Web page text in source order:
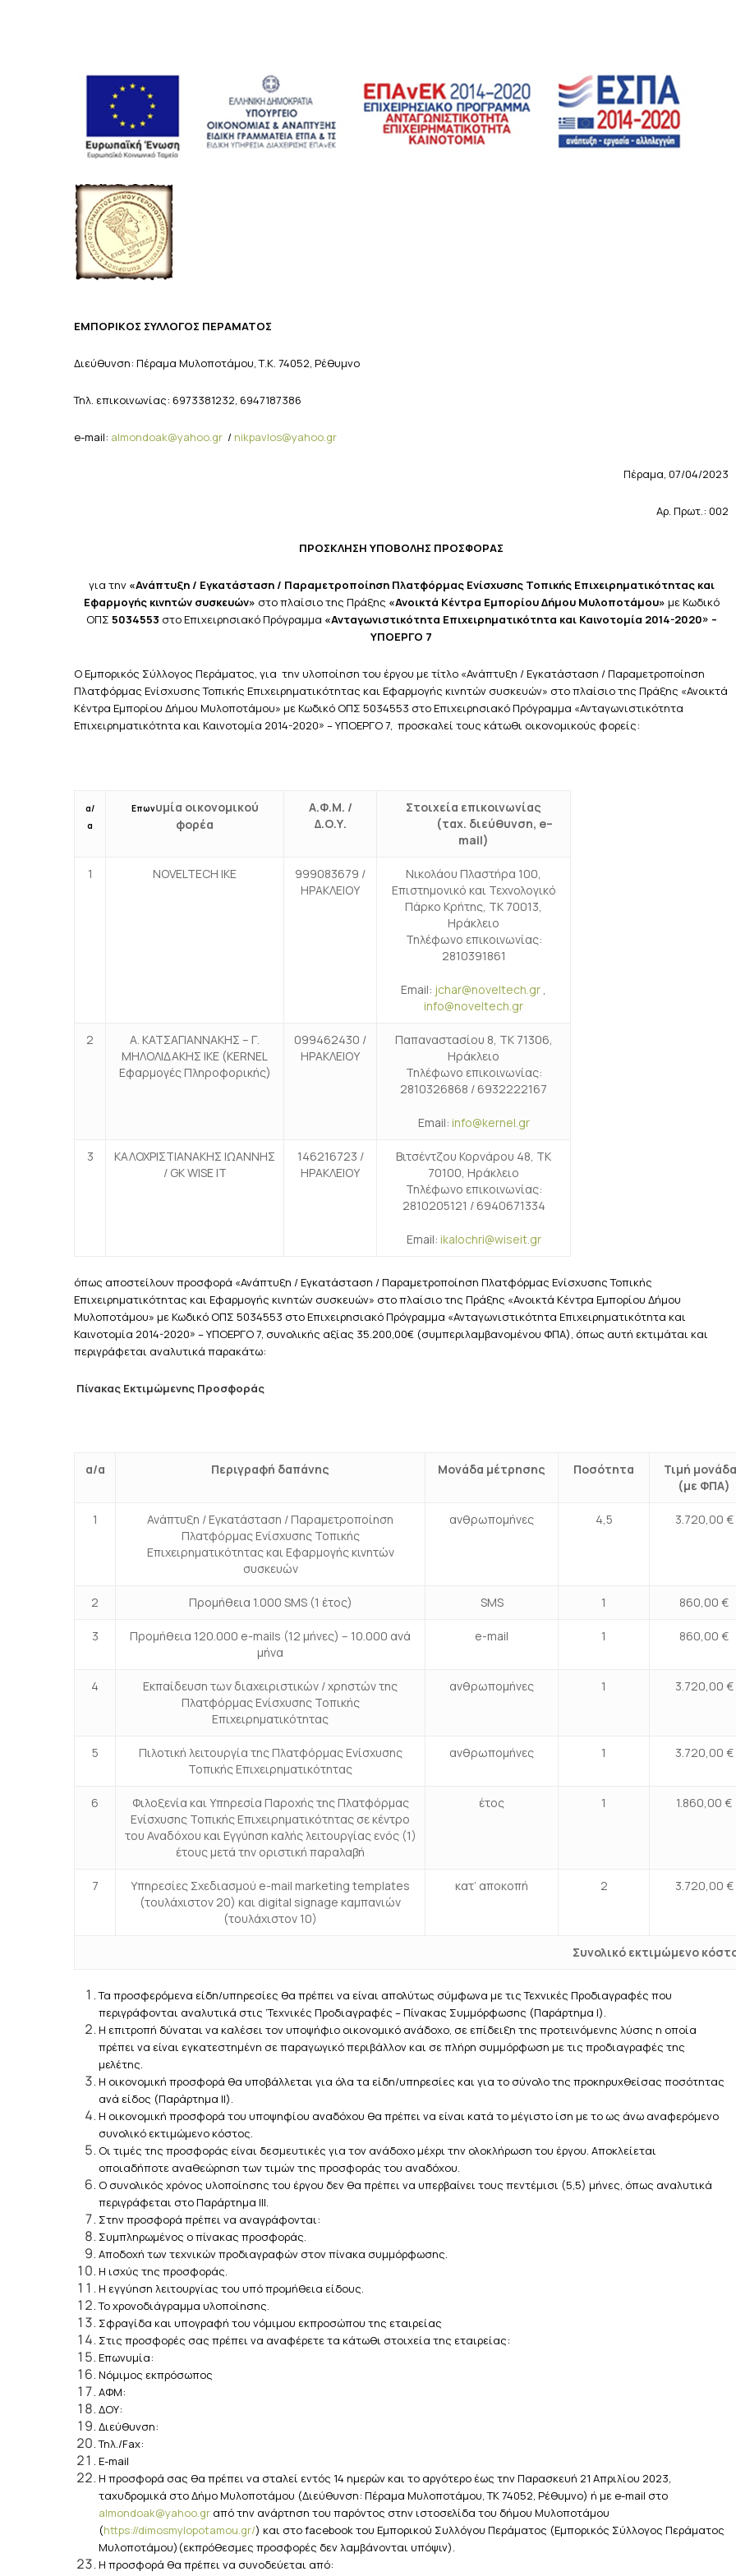
ΕΜΠΟΡΙΚΟΣ ΣΥΛΛΟΓΟΣ ΠΕΡΑΜΑΤΟΣ
Διεύθυνση: Πέραμα Μυλοποτάμου, Τ.Κ. 74052, Ρέθυμνο
Τηλ. επικοινωνίας: 6973381232, 6947187386
e-mail: almondoak@yahoo.gr / nikpavlos@yahoo.gr
Πέραμα, 07/04/2023
Αρ. Πρωτ.: 002
ΠΡΟΣΚΛΗΣΗ ΥΠΟΒΟΛΗΣ ΠΡΟΣΦΟΡΑΣ
για την«Ανάπτυξη / Εγκατάσταση / Παραμετροποίηση Πλατφόρμας Ενίσχυσης Τοπικής Επιχειρηματικότητας και
Εφαρμογής κινητών συσκευών» στο πλαίσιο της Πράξης «Ανοικτά Κέντρα Εμπορίου Δήμου Μυλοποτάμου» με Κωδικό
ΟΠΣ 5034553 στο Επιχειρησιακό Πρόγραμμα «Ανταγωνιστικότητα Επιχειρηματικότητα και Καινοτομία 2014-2020» –
ΥΠΟΕΡΓΟ 7
Ο Εμπορικός Σύλλογος Περάματος, για την υλοποίηση του έργου με τίτλο «Ανάπτυξη / Εγκατάσταση / Παραμετροποίηση
Πλατφόρμας Ενίσχυσης Τοπικής Επιχειρηματικότητας και Εφαρμογής κινητών συσκευών» στο πλαίσιο της Πράξης «Ανοικτά
Κέντρα Εμπορίου Δήμου Μυλοποτάμου» με Κωδικό ΟΠΣ 5034553 στο Επιχειρησιακό Πρόγραμμα «Ανταγωνιστικότητα
Επιχειρηματικότητα και Καινοτομία 2014-2020» – ΥΠΟΕΡΓΟ 7, προσκαλεί τους κάτωθι οικονομικούς φορείς:
α/
α
Επωνυμία οικονομικού
φορέα
Α.Φ.Μ. /
Δ.Ο.Υ.
Στοιχεία επικοινωνίας
(ταχ. διεύθυνση, e–
mail)
1 NOVELTECH IKE
999083679 /
ΗΡΑΚΛΕΙΟΥ
Νικολάου Πλαστήρα 100,
Επιστημονικό και Τεχνολογικό
Πάρκο Κρήτης, ΤΚ 70013,
Ηράκλειο
Τηλέφωνο επικοινωνίας:
2810391861
Email: jchar@noveltech.gr ,
info@noveltech.gr
2
A. ΚΑΤΣΑΓΙΑΝΝΑΚΗΣ – Γ.
ΜΗΛΟΛΙΔΑΚΗΣ ΙΚΕ (KERNEL
Εφαρμογές Πληροφορικής)
099462430 /
ΗΡΑΚΛΕΙΟΥ
Παπαναστασίου 8, ΤΚ 71306,
Ηράκλειο
Τηλέφωνο επικοινωνίας:
2810326868 / 6932222167
Email: info@kernel.gr
3
ΚΑΛΟΧΡΙΣΤΙΑΝΑΚΗΣ ΙΩΑΝΝΗΣ
/ GK WISE IT
146216723 /
ΗΡΑΚΛΕΙΟΥ
Βιτσέντζου Κορνάρου 48, ΤΚ
70100, Ηράκλειο
Τηλέφωνο επικοινωνίας:
2810205121 / 6940671334
Email: ikalochri@wiseit.gr
όπως αποστείλουν προσφορά «Ανάπτυξη / Εγκατάσταση / Παραμετροποίηση Πλατφόρμας Ενίσχυσης Τοπικής
Επιχειρηματικότητας και Εφαρμογής κινητών συσκευών» στο πλαίσιο της Πράξης «Ανοικτά Κέντρα Εμπορίου Δήμου
Μυλοποτάμου» με Κωδικό ΟΠΣ 5034553 στο Επιχειρησιακό Πρόγραμμα «Ανταγωνιστικότητα Επιχειρηματικότητα και
Καινοτομία 2014-2020» – ΥΠΟΕΡΓΟ 7, συνολικής αξίας 35.200,00€ (συμπεριλαμβανομένου ΦΠΑ), όπως αυτή εκτιμάται και
περιγράφεται αναλυτικά παρακάτω:
Πίνακας Εκτιμώμενης Προσφοράς
α/α Περιγραφή δαπάνης Μονάδα μέτρησης Ποσότητα
Τιμή
(με ΦΠΑ)
1
Ανάπτυξη / Εγκατάσταση / Παραμετροποίηση
Πλατφόρμας Ενίσχυσης Τοπικής
Επιχειρηματικότητας και Εφαρμογής κινητών
συσκευών
ανθρωπομήνες 4,5 3.720,00 €
2 Προμήθεια 1.000 SMS (1 έτος) SMS 1 860,00 €
3
Προμήθεια 120.000 e-mails (12 μήνες) – 10.000 ανά
μήνα
e-mail 1 860,00 €
4
Εκπαίδευση των διαχειριστικών / χρηστών της
Πλατφόρμας Ενίσχυσης Τοπικής
Επιχειρηματικότητας
ανθρωπομήνες 1 3.720,00 €
5
Πιλοτική λειτουργία της Πλατφόρμας Ενίσχυσης
Τοπικής Επιχειρηματικότητας
ανθρωπομήνες 1 3.720,00 €
6
Φιλοξενία και Υπηρεσία Παροχής της Πλατφόρμας
Ενίσχυσης Τοπικής Επιχειρηματικότητας σε κέντρο
του Αναδόχου και Εγγύηση καλής λειτουργίας ενός (1)
έτους μετά την οριστική παραλαβή
έτος 1 1.860,00 €
7
Υπηρεσίες Σχεδιασμού e-mail marketing templates
(τουλάχιστον 20) και digital signage καμπανιών
(τουλάχιστον 10)
κατ’ αποκοπή 2 3.720,00 €
Συνολικό εκτιμώμενο
Τα προσφερόμενα είδη/υπηρεσίες θα πρέπει να είναι απολύτως σύμφωνα με τις Τεχνικές Προδιαγραφές που
περιγράφονται αναλυτικά στις ‘Τεχνικές Προδιαγραφές – Πίνακας Συμμόρφωσης (Παράρτημα Ι).
Η επιτροπή δύναται να καλέσει τον υποψήφιο οικονομικό ανάδοχο, σε επίδειξη της προτεινόμενης λύσης η οποία
πρέπει να είναι εγκατεστημένη σε παραγωγικό περιβάλλον και σε πλήρη συμμόρφωση με τις προδιαγραφές της
μελέτης.
Η οικονομική προσφορά θα υποβάλλεται για όλα τα είδη/υπηρεσίες και για το σύνολο της προκηρυχθείσας ποσότητας
ανά είδος (Παράρτημα ΙΙ).
Η οικονομική προσφορά του υποψηφίου αναδόχου θα πρέπει να είναι κατά το μέγιστο ίση με το ως άνω αναφερόμενο
συνολικό εκτιμώμενο κόστος.
Οι τιμές της προσφοράς είναι δεσμευτικές για τον ανάδοχο μέχρι την ολοκλήρωση του έργου. Αποκλείεται
οποιαδήποτε αναθεώρηση των τιμών της προσφοράς του αναδόχου.
Ο συνολικός χρόνος υλοποίησης του έργου δεν θα πρέπει να υπερβαίνει τους πεντέμισι (5,5) μήνες, όπως αναλυτικά
περιγράφεται στο Παράρτημα ΙΙΙ.
Στην προσφορά πρέπει να αναγράφονται:
Συμπληρωμένος ο πίνακας προσφοράς.
Αποδοχή των τεχνικών προδιαγραφών στον πίνακα συμμόρφωσης.
Η ισχύς της προσφοράς.
Η εγγύηση λειτουργίας του υπό προμήθεια είδους.
Το χρονοδιάγραμμα υλοποίησης.
Σφραγίδα και υπογραφή του νόμιμου εκπροσώπου της εταιρείας
Στις προσφορές σας πρέπει να αναφέρετε τα κάτωθι στοιχεία της εταιρείας:
Επωνυμία:
Νόμιμος εκπρόσωπος
ΑΦΜ:
ΔΟΥ:
Διεύθυνση:
Τηλ./Fax:
E-mail
Η προσφορά σας θα πρέπει να σταλεί εντός 14 ημερών και το αργότερο έως την Παρασκευή 21 Απριλίου 2023,
ταχυδρομικά στο Δήμο Μυλοποτάμου (Διεύθυνση: Πέραμα Μυλοποτάμου, ΤΚ 74052, Ρέθυμνο) ή με e-mail στο
almondoak@yahoo.gr από την ανάρτηση του παρόντος στην ιστοσελίδα του δήμου Μυλοποτάμου
(https://dimosmylopotamou.gr/) και στο facebook του Εμπορικού Συλλόγου Περάματος (Εμπορικός Σύλλογος Περάματος
Μυλοποτάμου)(εκπρόθεσμες προσφορές δεν λαμβάνονται υπόψιν).
H προσφορά θα πρέπει να συνοδεύεται από: